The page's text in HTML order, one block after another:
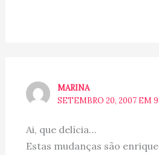
MARINA
SETEMBRO 20, 2007 EM
Ai, que delícia…
Estas mudanças são